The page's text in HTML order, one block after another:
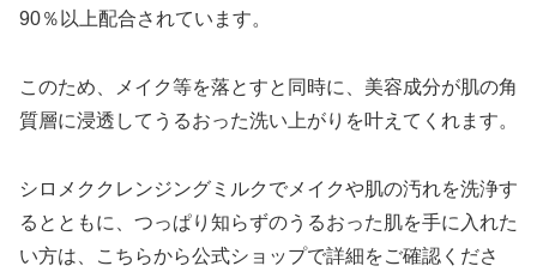
90％以上配合されています。
このため、メイク等を落とすと同時に、美容成分が肌の角
質層に浸透してうるおった洗い上がりを叶えてくれます。
シロメククレンジングミルクでメイクや肌の汚れを洗浄す
るとともに、つっぱり知らずのうるおった肌を手に入れた
い方は、こちらから公式ショップで詳細をご確認くださ